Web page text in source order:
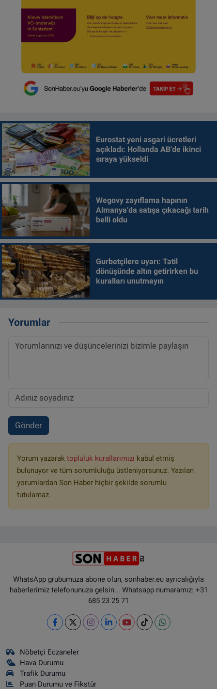
Eurostat yeni asgari ücretleri
açıkladı: Hollanda AB'de ikinci
sıraya yükseldi
Wegovy zayıflama hapının
Almanya’da satışa çıkacağı tarih
belli oldu
Gurbetçilere uyarı: Tatil
dönüşünde altın getirirken bu
kuralları unutmayın
Yorumlar
Gönder
Yorum yazarak topluluk kurallarımızı kabul etmiş
bulunuyor ve tüm sorumluluğu üstleniyorsunuz. Yazılan
yorumlardan Son Haber hiçbir şekilde sorumlu
tutulamaz.
WhatsApp grubumuza abone olun, sonhaber.eu ayrıcalığıyla
haberlerimiz telefonunuza gelsin... Whatsapp numaramız: +31
685 23 25 71
Nöbetçi Eczaneler
Hava Durumu
Trafik Durumu
Puan Durumu ve Fikstür